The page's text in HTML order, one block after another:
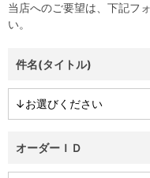
当店へのご要望は、下記フ
い。
件名(タイトル)
オーダーＩＤ